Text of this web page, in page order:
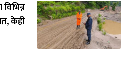
केही